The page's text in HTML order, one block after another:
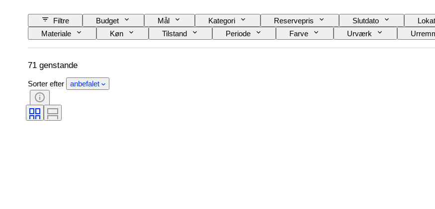
Filtre Budget Mål Kategori Reservepris Slutdato
Materiale
Køn Tilstand Periode Farve Urværk
Urkassens diameter
Model
71 genstande
Sorter efter anbefalet